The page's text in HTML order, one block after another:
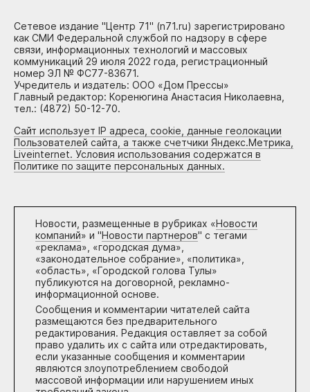
Сетевое издание "Центр 71" (n71.ru) зарегистрировано
как СМИ Федеральной службой по надзору в сфере
связи, информационных технологий и массовых
коммуникаций 29 июля 2022 года, регистрационный
номер ЭЛ № ФС77-83671.
Учредитель и издатель: ООО «Дом Прессы»
Главный редактор: Коренюгина Анастасия Николаевна,
тел.: (4872) 50-12-70.
Сайт использует IP адреса, cookie, данные геолокации
Пользователей сайта, а также счетчики Яндекс.Метрика,
Liveinternet. Условия использования содержатся в
Политике по защите персональных данных.
Новости, размещенные в рубриках «Новости
компаний» и "Новости партнеров" с тегами
«реклама», «городская дума»,
«законодательное собрание», «политика»,
«область», «Городской голова Тулы»
публикуются на договорной, рекламно-
информационной основе.
Сообщения и комментарии читателей сайта
размещаются без предварительного
редактирования. Редакция оставляет за собой
право удалить их с сайта или отредактировать,
если указанные сообщения и комментарии
являются злоупотреблением свободой
массовой информации или нарушением иных